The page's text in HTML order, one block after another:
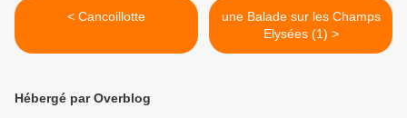
< Cancoillotte
une Balade sur les Champs
Elysées (1) >
Hébergé par Overblog